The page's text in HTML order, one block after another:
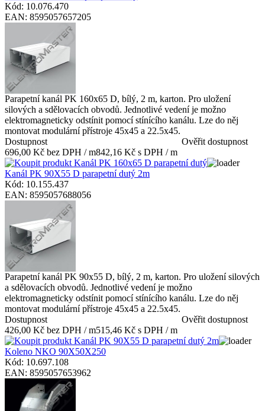
Kód: 10.076.470
EAN: 8595057657205
Parapetní kanál PK 160x65 D, bílý, 2 m, karton. Pro uložení
silových a sdělovacích obvodů. Jednotlivé vedení je možno
elektromagneticky odstínit pomocí stínícího kanálu. Lze do něj
montovat modulární přístroje 45x45 a 22.5x45.
Dostupnost
Ověřit dostupnost
696,00 Kč bez DPH / m842,16 Kč s DPH / m
Kanál PK 90X55 D parapetní dutý 2m
Kód: 10.155.437
EAN: 8595057688056
Parapetní kanál PK 90x55 D, bílý, 2 m, karton. Pro uložení silových
a sdělovacích obvodů. Jednotlivé vedení je možno
elektromagneticky odstínit pomocí stínícího kanálu. Lze do něj
montovat modulární přístroje 45x45 a 22.5x45.
Dostupnost
Ověřit dostupnost
426,00 Kč bez DPH / m515,46 Kč s DPH / m
Koleno NKO 90X50X250
Kód: 10.697.108
EAN: 8595057653962